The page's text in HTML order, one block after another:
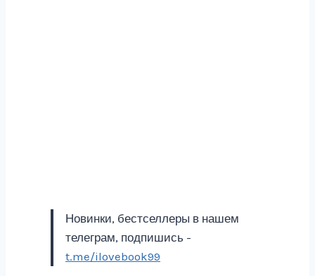
Новинки, бестселлеры в нашем
телеграм, подпишись -
t.me/ilovebook99